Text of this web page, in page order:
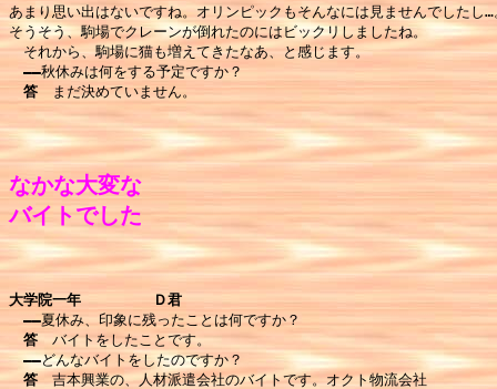
あまり思い出はないですね。オリンピックもそんなには見ませんでしたし…
そうそう、駒場でクレーンが倒れたのにはビックリしましたね。
それから、駒場に猫も増えてきたなあ、と感じます。
――秋休みは何をする予定ですか？
答
なかな大変な
大学院一年　　　　　Ｄ君
――夏休み、印象に残ったことは何ですか？
答 バイトをしたことです。
――どんなバイトをしたのですか？
答 吉本興業の、人材派遣会社のバイトです。オクト物流会社